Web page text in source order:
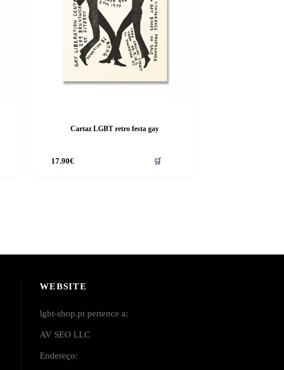
Cartaz LGBT retro festa gay
17.90€ 🛒
WEBSITE
lgbt-shop.pt pertence a:
AV SEO LLC
Endereço: